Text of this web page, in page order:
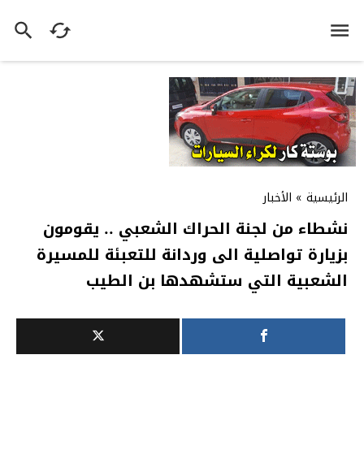
الرئيسية » الأخبار
نشطاء من لجنة الحراك الشعبي .. يقومون
بزيارة تواصلية الى وردانة للتعبئة للمسيرة
الشعبية التي ستشهدها بن الطيب